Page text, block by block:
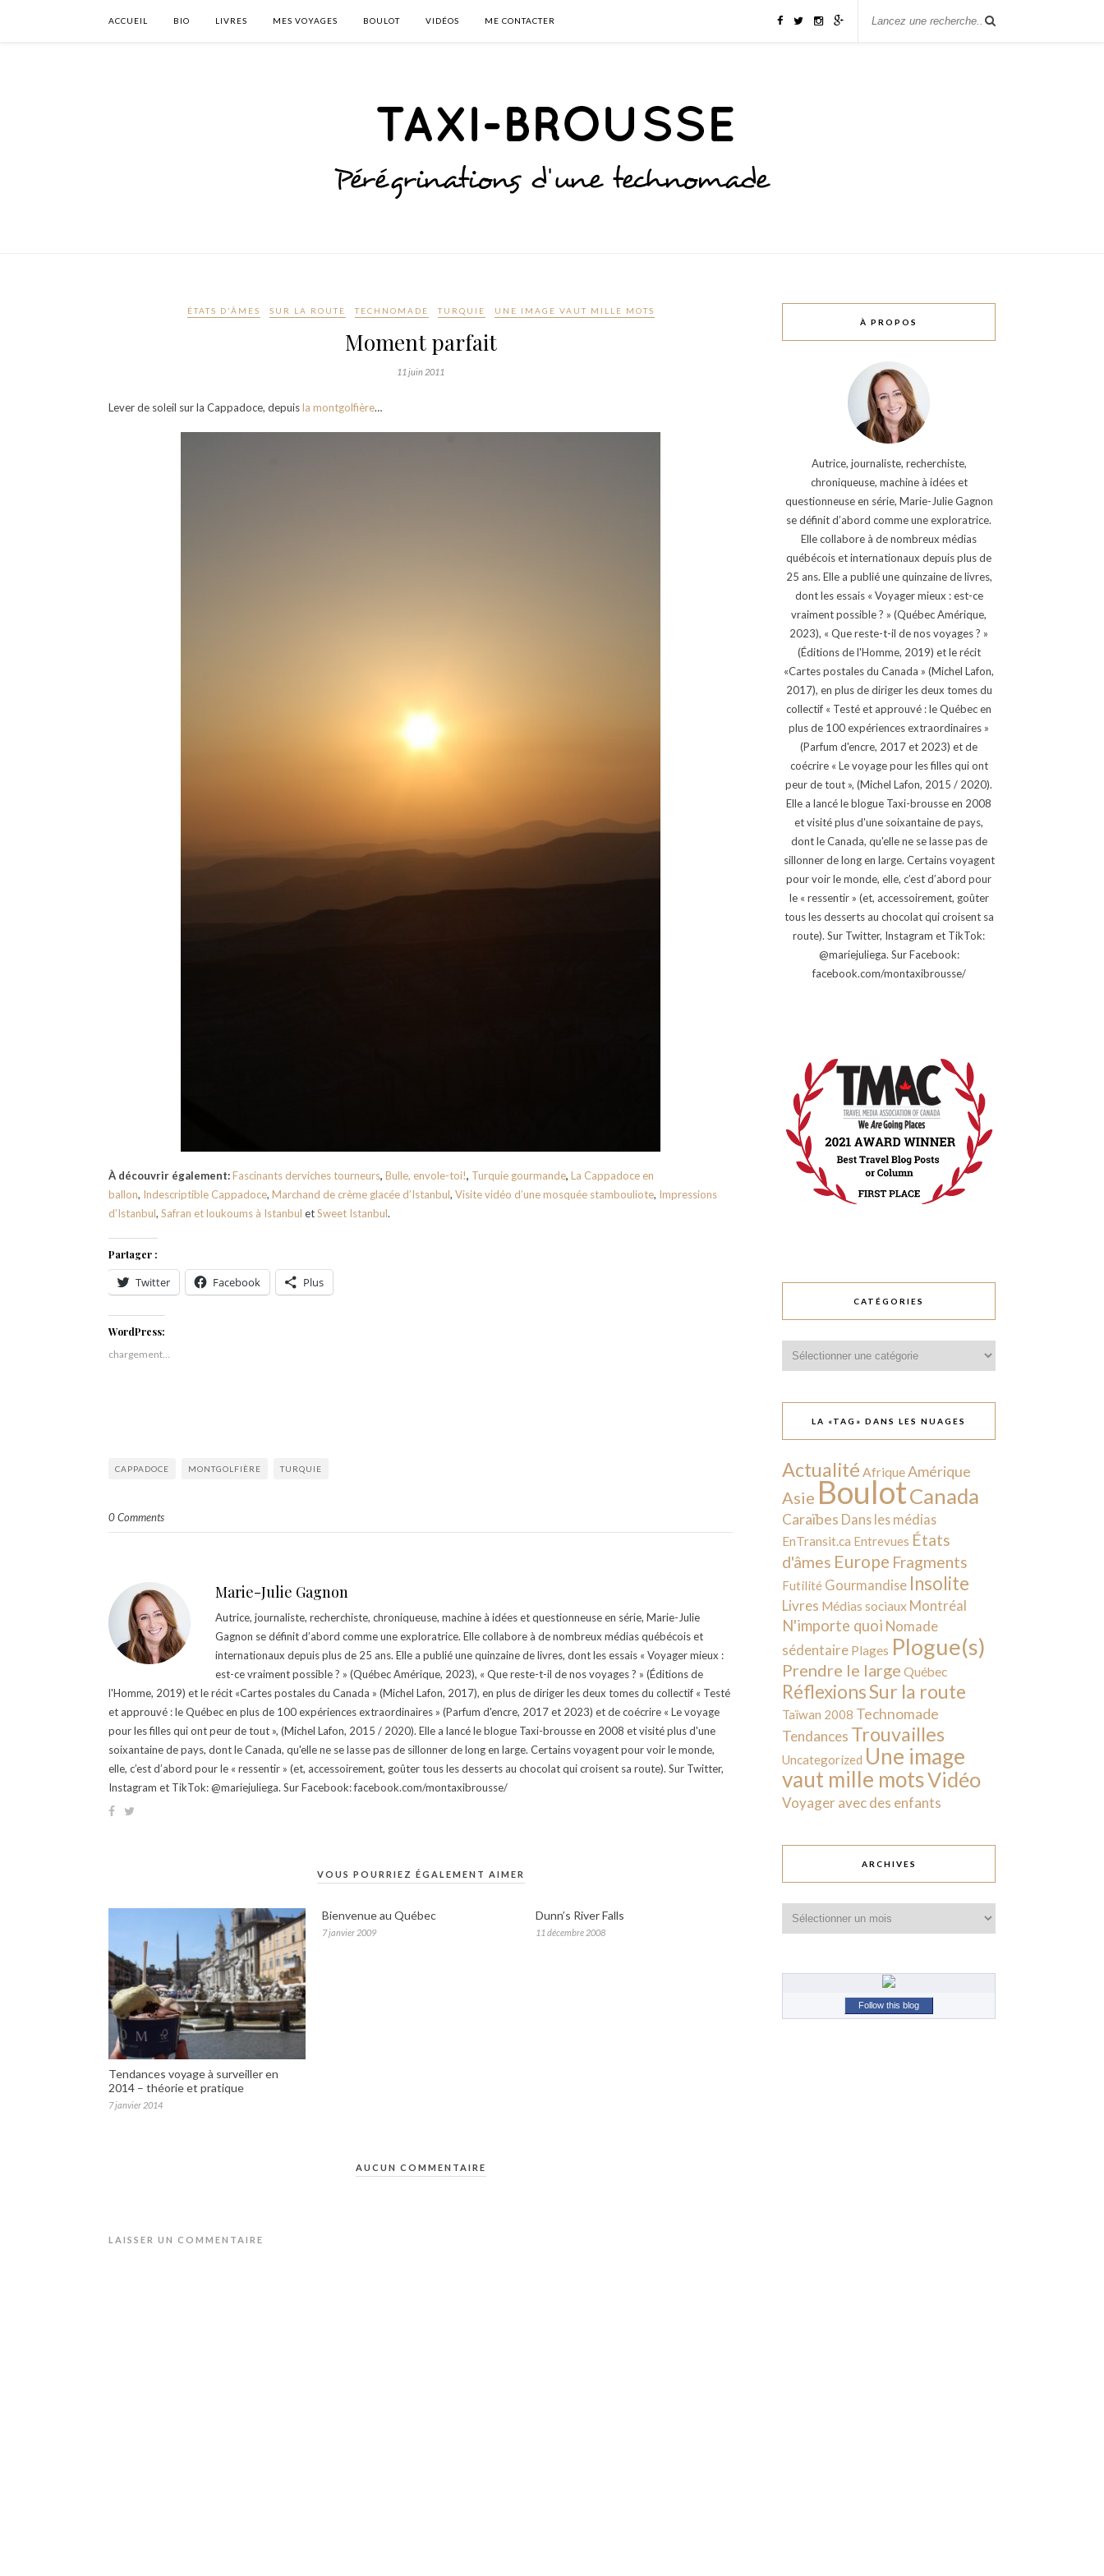
ACCUEIL BIO LIVRES MES VOYAGES BOULOT VIDÉOS ME CONTACTER
ÉTATS D'ÂMES SUR LA ROUTE TECHNOMADE TURQUIE UNE IMAGE VAUT MILLE MOTS
Moment parfait
11 juin 2011
Lever de soleil sur la Cappadoce, depuisla montgolfière…
À découvrir également:Fascinants derviches tourneurs, Bulle, envole-toi!, Turquie gourmande, La Cappadoce en
ballon, Indescriptible Cappadoce, Marchand de crème glacée d’Istanbul, Visite vidéo d’une mosquée stambouliote, Impressions
d’Istanbul, Safran et loukoums à Istanbul etSweet Istanbul.
Partager :
Twitter Facebook Plus
WordPress:
chargement…
CAPPADOCE MONTGOLFIÈRE TURQUIE
0 Comments
Marie-Julie Gagnon
Autrice, journaliste, recherchiste, chroniqueuse, machine à idées et questionneuse en série, Marie-Julie
Gagnon se définit d’abord comme une exploratrice. Elle collabore à de nombreux médias québécois et
internationaux depuis plus de 25 ans. Elle a publié une quinzaine de livres, dont les essais « Voyager mieux :
est-ce vraiment possible ? » (Québec Amérique, 2023), « Que reste-t-il de nos voyages ? » (Éditions de
l'Homme, 2019) et le récit «Cartes postales du Canada » (Michel Lafon, 2017), en plus de diriger les deux tomes du collectif « Testé
et approuvé : le Québec en plus de 100 expériences extraordinaires » (Parfum d'encre, 2017 et 2023) et de coécrire « Le voyage
pour les filles qui ont peur de tout », (Michel Lafon, 2015 / 2020). Elle a lancé le blogue Taxi-brousse en 2008 et visité plus d'une
soixantaine de pays, dont le Canada, qu'elle ne se lasse pas de sillonner de long en large. Certains voyagent pour voir le monde,
elle, c’est d’abord pour le « ressentir » (et, accessoirement, goûter tous les desserts au chocolat qui croisent sa route). Sur Twitter,
Instagram et TikTok: @mariejuliega. Sur Facebook: facebook.com/montaxibrousse/
VOUS POURRIEZ ÉGALEMENT AIMER
Tendances voyage à surveiller en
2014 – théorie et pratique
7 janvier 2014
Bienvenue au Québec
7 janvier 2009
Dunn’s River Falls
11 décembre 2008
AUCUN COMMENTAIRE
LAISSER UN COMMENTAIRE
À PROPOS
Autrice, journaliste, recherchiste,
chroniqueuse, machine à idées et
questionneuse en série, Marie-Julie Gagnon
se définit d’abord comme une exploratrice.
Elle collabore à de nombreux médias
québécois et internationaux depuis plus de
25 ans. Elle a publié une quinzaine de livres,
dont les essais « Voyager mieux : est-ce
vraiment possible ? » (Québec Amérique,
2023), « Que reste-t-il de nos voyages ? »
(Éditions de l'Homme, 2019) et le récit
«Cartes postales du Canada » (Michel Lafon,
2017), en plus de diriger les deux tomes du
collectif « Testé et approuvé : le Québec en
plus de 100 expériences extraordinaires »
(Parfum d'encre, 2017 et 2023) et de
coécrire « Le voyage pour les filles qui ont
peur de tout », (Michel Lafon, 2015 / 2020).
Elle a lancé le blogue Taxi-brousse en 2008
et visité plus d'une soixantaine de pays,
dont le Canada, qu'elle ne se lasse pas de
sillonner de long en large. Certains voyagent
pour voir le monde, elle, c’est d’abord pour
le « ressentir » (et, accessoirement, goûter
tous les desserts au chocolat qui croisent sa
route). Sur Twitter, Instagram et TikTok:
@mariejuliega. Sur Facebook:
facebook.com/montaxibrousse/
CATÉGORIES
LA «TAG» DANS LES NUAGES
Actualité AfriqueAmérique
Asie BoulotCanada
Caraïbes Dans les médias
EnTransit.ca Entrevues États
d'âmes Europe Fragments
Futilité Gourmandise Insolite
Livres Médias sociaux Montréal
N'importe quoi Nomade
sédentaire Plages Plogue(s)
Prendre le large Québec
RéflexionsSur la route
Taïwan 2008 Technomade
Tendances Trouvailles
Uncategorized Une image
vaut mille motsVidéo
Voyager avec des enfants
ARCHIVES
Follow this blog